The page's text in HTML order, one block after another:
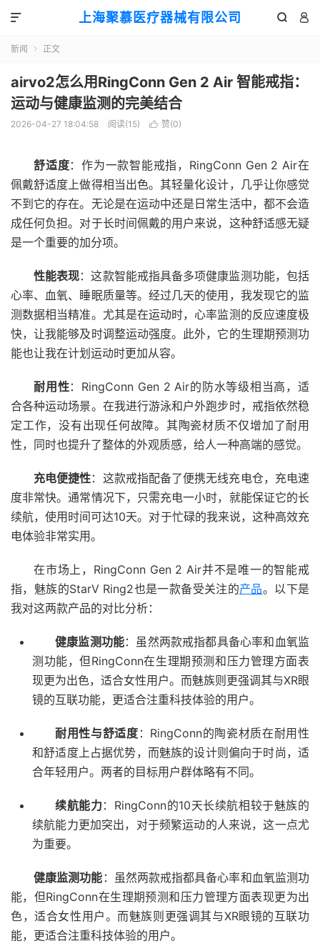
上海聚慕医疗器械有限公司  

新闻  正文
airvo2怎么用RingConn Gen 2 Air 智能戒指：
运动与健康监测的完美结合
2026-04-27 18:04:58 阅读(15)  赞(0)
舒适度：作为一款智能戒指，RingConn Gen 2 Air在
佩戴舒适度上做得相当出色。其轻量化设计，几乎让你感觉
不到它的存在。无论是在运动中还是日常生活中，都不会造
成任何负担。对于长时间佩戴的用户来说，这种舒适感无疑
是一个重要的加分项。
性能表现：这款智能戒指具备多项健康监测功能，包括
心率、血氧、睡眠质量等。经过几天的使用，我发现它的监
测数据相当精准。尤其是在运动时，心率监测的反应速度极
快，让我能够及时调整运动强度。此外，它的生理期预测功
能也让我在计划运动时更加从容。
耐用性：RingConn Gen 2 Air的防水等级相当高，适
合各种运动场景。在我进行游泳和户外跑步时，戒指依然稳
定工作，没有出现任何故障。其陶瓷材质不仅增加了耐用
性，同时也提升了整体的外观质感，给人一种高端的感觉。
充电便捷性：这款戒指配备了便携无线充电仓，充电速
度非常快。通常情况下，只需充电一小时，就能保证它的长
续航，使用时间可达10天。对于忙碌的我来说，这种高效充
电体验非常实用。
在市场上，RingConn Gen 2 Air并不是唯一的智能戒
指，魅族的StarV Ring2也是一款备受关注的产品。以下是
我对这两款产品的对比分析：
健康监测功能：虽然两款戒指都具备心率和血氧监
测功能，但RingConn在生理期预测和压力管理方面表
现更为出色，适合女性用户。而魅族则更强调其与XR眼
镜的互联功能，更适合注重科技体验的用户。
耐用性与舒适度 ：RingConn的陶瓷材质在耐用性
和舒适度上占据优势，而魅族的设计则偏向于时尚，适
合年轻用户。两者的目标用户群体略有不同。
续航能力：RingConn的10天长续航相较于魅族的
续航能力更加突出，对于频繁运动的人来说，这一点尤
为重要。
健康监测功能 ：虽然两款戒指都具备心率和血氧监测功
能，但RingConn在生理期预测和压力管理方面表现更为出
色，适合女性用户。而魅族则更强调其与XR眼镜的互联功
能，更适合注重科技体验的用户。